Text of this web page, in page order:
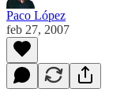
Paco López
feb 27, 2007